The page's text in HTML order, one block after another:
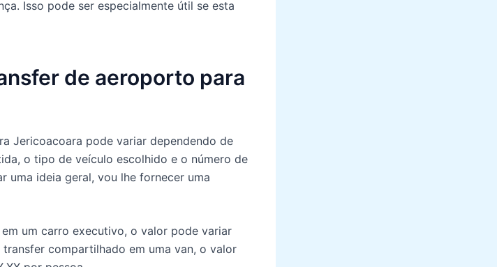
Isso pode ser especialmente útil se esta
de aeroporto para
Jericoacoara pode variar dependendo de
o tipo de veículo escolhido e o número de
uma ideia geral, vou lhe fornecer uma
um carro executivo, o valor pode variar
transfer compartilhado em uma van, o valor